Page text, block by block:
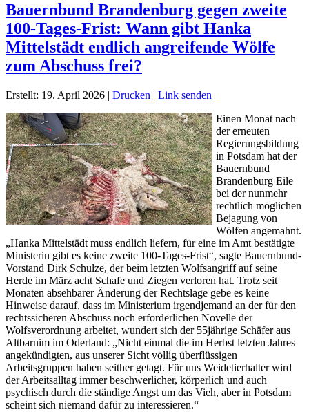
Bauernbund Brandenburg gegen zweite
100-Tages-Frist: Wann gibt Hanka
Mittelstädt endlich angreifende Wölfe
zum Abschuss frei?
Erstellt: 19. April 2026 | Drucken | Link senden
Einen Monat nach
der erneuten
Regierungsbildung
in Potsdam hat der
Bauernbund
Brandenburg Eile
bei der nunmehr
rechtlich möglichen
Bejagung von
Wölfen angemahnt.
„Hanka Mittelstädt muss endlich liefern, für eine im Amt bestätigte
Ministerin gibt es keine zweite 100-Tages-Frist“, sagte Bauernbund-
Vorstand Dirk Schulze, der beim letzten Wolfsangriff auf seine
Herde im März acht Schafe und Ziegen verloren hat. Trotz seit
Monaten absehbarer Änderung der Rechtslage gebe es keine
Hinweise darauf, dass im Ministerium irgendjemand an der für den
rechtssicheren Abschuss noch erforderlichen Novelle der
Wolfsverordnung arbeitet, wundert sich der 55jährige Schäfer aus
Altbarnim im Oderland: „Nicht einmal die im Herbst letzten Jahres
angekündigten, aus unserer Sicht völlig überflüssigen
Arbeitsgruppen haben seither getagt. Für uns Weidetierhalter wird
der Arbeitsalltag immer beschwerlicher, körperlich und auch
psychisch durch die ständige Angst um das Vieh, aber in Potsdam
scheint sich niemand dafür zu interessieren.“